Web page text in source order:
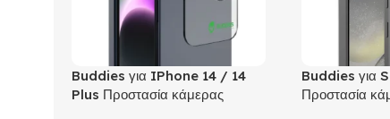
Buddies για IPhone 14 / 14
Plus Προστασία κάμερας
Buddies για
Προστασία